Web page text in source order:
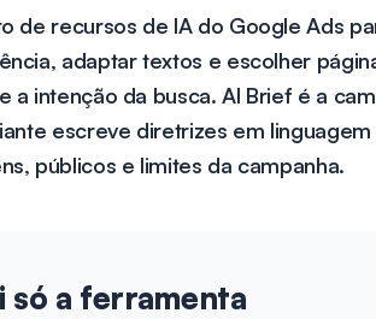
de recursos de IA do Google Ads
adaptar textos e escolher
a intenção da busca. AI Brief é a
escreve diretrizes em linguagem
públicos e limites da campanha.
só a ferramenta